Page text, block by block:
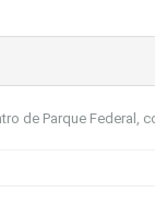
de Parque Federal,